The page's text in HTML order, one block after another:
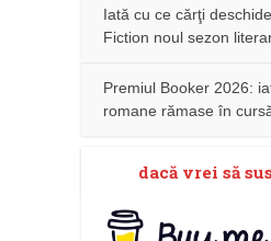
Iată cu ce cărţi
Fiction noul sezon
Premiul Booker 2026:
romane rămase în
dacă vrei să